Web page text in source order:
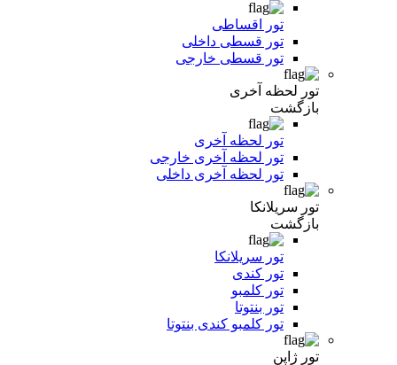
تور اقساطی
تور قسطی داخلی
تور قسطی خارجی
تور لحظه آخری
بازگشت
تور لحظه آخری
تور لحظه آخری خارجی
تور لحظه آخری داخلی
تور سریلانکا
بازگشت
تور سریلانکا
تور کندی
تور کلمبو
تور بنتوتا
تور کلمبو کندی بنتوتا
تور ژاپن